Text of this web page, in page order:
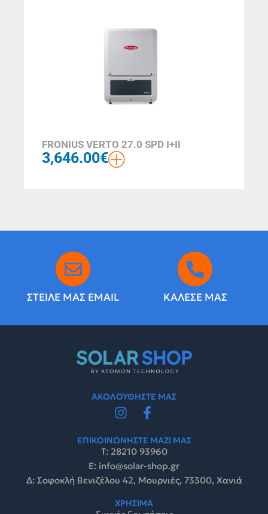
FRONIUS VERTO 27.0 SPD I+II
3,646.00€
ΣΤΕΙΛΕ ΜΑΣ EMAIL ΚΑΛΕΣΕ ΜΑΣ
ΑΚΟΛΟΥΘΗΣΤΕ ΜΑΣ
ΕΠΙΚΟΙΝΩΝΗΣΤΕ ΜΑΖΙ ΜΑΣ
Τ: 28210 93960
E: info@solar-shop.gr
Δ: Σοφοκλή Βενιζέλου 42, Μουρνιές, 73300, Χανιά
ΧΡΗΣΙΜΑ